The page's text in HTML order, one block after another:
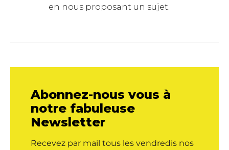
en nous proposant un sujet.
Abonnez-nous vous à
notre fabuleuse
Newsletter
Recevez par mail tous les vendredis nos